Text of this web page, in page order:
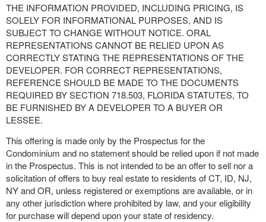
THE INFORMATION PROVIDED, INCLUDING PRICING, IS
SOLELY FOR INFORMATIONAL PURPOSES, AND IS
SUBJECT TO CHANGE WITHOUT NOTICE. ORAL
REPRESENTATIONS CANNOT BE RELIED UPON AS
CORRECTLY STATING THE REPRESENTATIONS OF THE
DEVELOPER. FOR CORRECT REPRESENTATIONS,
REFERENCE SHOULD BE MADE TO THE DOCUMENTS
REQUIRED BY SECTION 718.503, FLORIDA STATUTES, TO
BE FURNISHED BY A DEVELOPER TO A BUYER OR
LESSEE.
This offering is made only by the Prospectus for the
Condominium and no statement should be relied upon if not made
in the Prospectus. This is not intended to be an offer to sell nor a
solicitation of offers to buy real estate to residents of CT, ID, NJ,
NY and OR, unless registered or exemptions are available, or in
any other jurisdiction where prohibited by law, and your eligibility
for purchase will depend upon your state of residency.